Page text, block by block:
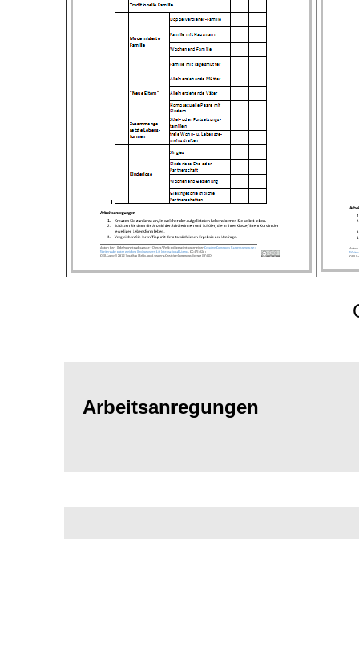
Arbeitsanregungen